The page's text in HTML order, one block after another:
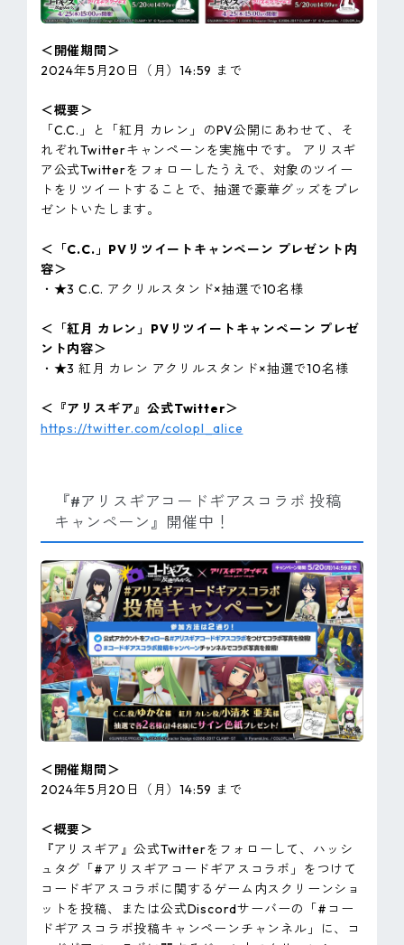
＜開催期間＞
2024年5月20日（月）14:59 まで
＜概要＞
「C.C.」と「紅月 カレン」のPV公開にあわせて、そ
れぞれTwitterキャンペーンを実施中です。 アリスギ
ア公式Twitterをフォローしたうえで、対象のツイー
トをリツイートすることで、抽選で豪華グッズをプレ
ゼントいたします。
＜「C.C.」PVリツイートキャンペーン プレゼント内
容＞
・★3 C.C. アクリルスタンド×抽選で10名様
＜「紅月 カレン」PVリツイートキャンペーン プレゼ
ント内容＞
・★3 紅月 カレン アクリルスタンド×抽選で10名様
＜『アリスギア』公式Twitter＞
https://twitter.com/colopl_alice
『#アリスギアコードギアスコラボ 投稿
キャンペーン』開催中！
＜開催期間＞
2024年5月20日（月）14:59 まで
＜概要＞
『アリスギア』公式Twitterをフォローして、ハッシ
ュタグ「#アリスギアコードギアスコラボ」をつけて
コードギアスコラボに関するゲーム内スクリーンショ
ットを投稿、または公式Discordサーバーの「#コー
ドギアスコラボ投稿キャンペーンチャンネル」に、コ